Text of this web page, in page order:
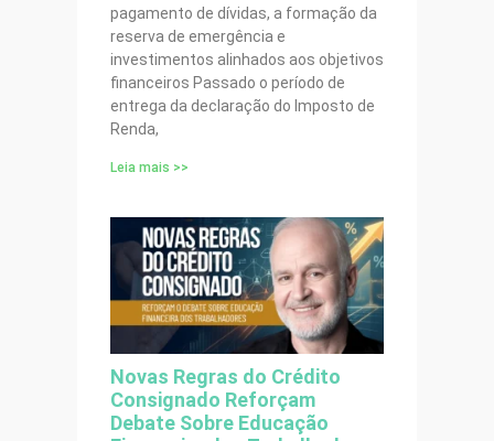
pagamento de dívidas, a formação da
reserva de emergência e
investimentos alinhados aos objetivos
financeiros Passado o período de
entrega da declaração do Imposto de
Renda,
Leia mais >>
Novas Regras do Crédito
Consignado Reforçam
Debate Sobre Educação